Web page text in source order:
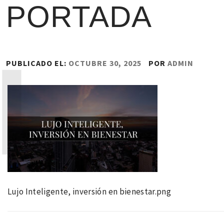
PORTADA
PUBLICADO EL: OCTUBRE 30, 2025 POR ADMIN
Lujo Inteligente, inversión en bienestar.png